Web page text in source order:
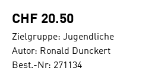
CHF 20.50
Zielgruppe: Jugendliche
Autor: Ronald Dunckert
Best.-Nr: 271134